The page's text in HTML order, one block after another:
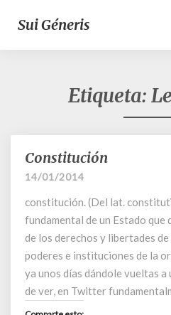
Sui Géneris
Etiqueta:
Constitución
Constitución
14/01/2014
constitución. (Del lat.
fundamental de un Estado que
de los derechos y libertades
poderes e instituciones de la
ya unos días dándole vueltas a
de ver, en Twitter